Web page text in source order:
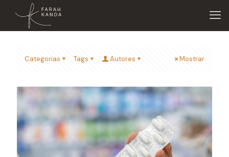
Categorias Tags Autores Mostrar